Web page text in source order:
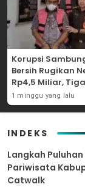
Korupsi
Bersih Rugikan
Rp4,5 Miliar,
Perumda Dijerat
1 minggu yang lalu
INDEKS
Langkah
Pariwisata
Catwalk